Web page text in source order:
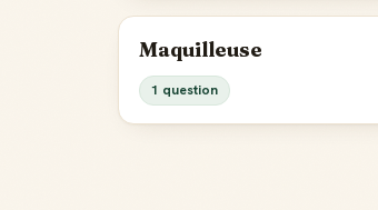
Maquilleuse
1 question